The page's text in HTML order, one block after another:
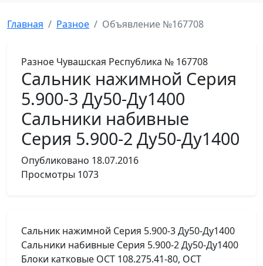
Главная Разное Объявление №167708
Разное Чувашская Республика № 167708
Сальник нажимной Серия
5.900-3 Ду50-Ду1400
Сальники набивные
Серия 5.900-2 Ду50-Ду1400
Опубликовано 18.07.2016
Просмотры 1073
Сальник нажимной Серия 5.900-3 Ду50-Ду1400
Сальники набивные Серия 5.900-2 Ду50-Ду1400
Блоки катковые ОСТ 108.275.41-80, ОСТ